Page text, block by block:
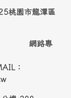
桃園市龍潭區
網路專
：